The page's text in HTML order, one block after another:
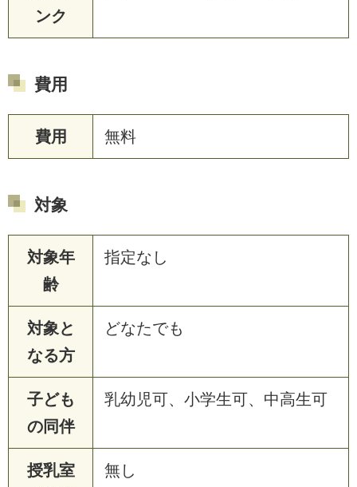
ンク
費用
費用 無料
対象
対象年
齢
指定なし
対象と
なる方
どなたでも
子ども
の同伴
乳幼児可、小学生可、中高生可
授乳室
無し